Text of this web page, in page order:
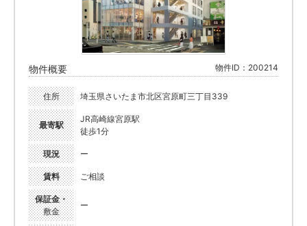
物件概要 物件ID：200214
住所 埼玉県さいたま市北区宮原町三丁目339
最寄駅
JR高崎線宮原駅
徒歩1分
現況 ー
賃料 ご相談
保証金・
敷金
ー